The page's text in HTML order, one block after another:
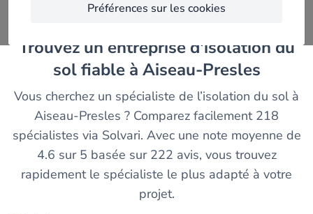
Préférences sur les cookies
Trouvez un entreprise d'isolation du
sol fiable à Aiseau-Presles
Vous cherchez un spécialiste de l’isolation du sol à
Aiseau-Presles ? Comparez facilement 218
spécialistes via Solvari. Avec une note moyenne de
4.6 sur 5 basée sur 222 avis, vous trouvez
rapidement le spécialiste le plus adapté à votre
projet.